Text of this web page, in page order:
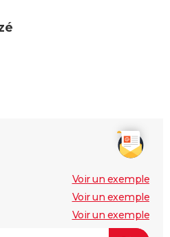
Voir un exemple
Voir un exemple
Voir un exemple